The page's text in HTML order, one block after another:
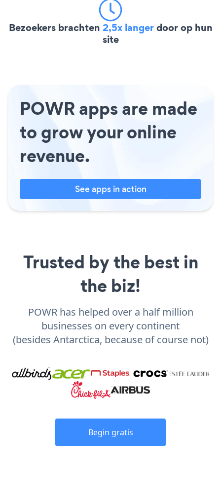
Bezoekers brachten 2,5x langerdoor op hun
site
POWR apps are made
to grow your online
revenue.
See apps in action
Trusted by the best in
the biz!
POWR has helped over a half million
businesses on every continent
(besides Antarctica, because of course not)
Begin gratis